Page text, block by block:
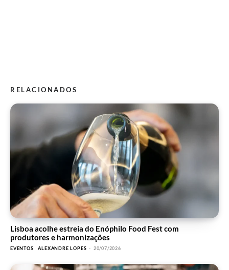
RELACIONADOS
Lisboa acolhe estreia do Enóphilo Food Fest com
produtores e harmonizações
EVENTOS ALEXANDRE LOPES - 20/07/2026